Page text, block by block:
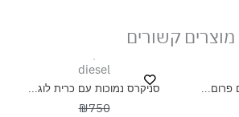
מוצרים קשורים
פרום...
diesel
סניקרס נמוכות עם כרית לוג...
₪750